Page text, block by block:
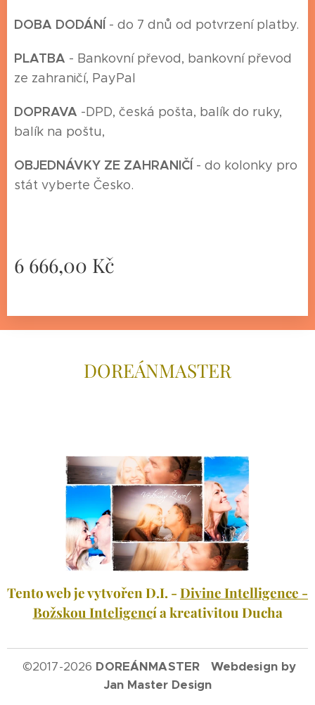
DOBA DODÁNÍ - do 7 dnů od potvrzení platby.
PLATBA - Bankovní převod, bankovní převod
ze zahraničí, PayPal
DOPRAVA -DPD, česká pošta, balík do ruky,
balík na poštu,
OBJEDNÁVKY ZE ZAHRANIČÍ - do kolonky pro
stát vyberte Česko.
6 666,00 Kč
DOREÁNMASTER
Tento web je vytvořen D.I. -Divine Intelligence -
Božskou Inteligencí a kreativitou Ducha
©2017-2026 DOREÁNMASTER Webdesign by
Jan Master Design